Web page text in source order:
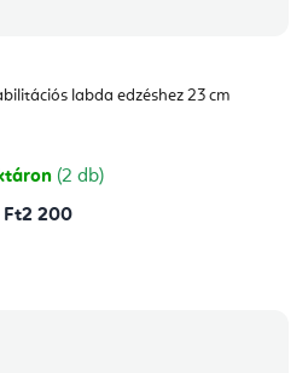
labda edzéshez 23 cm
(2 db)
Ft2 200